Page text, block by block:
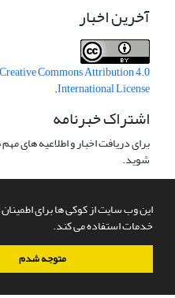
این وب سایت از کوکی ها برای اطمینان
خدمات استفاده می کند.
متوجه شدم
آخرین اخبار
Creative Commons Attribution 4.0
International License
.
اشتراک خبرنامه
برای دریافت اخبار و اطلاعیه های
شوید.
سامانه مدیریت نشریات علمی.